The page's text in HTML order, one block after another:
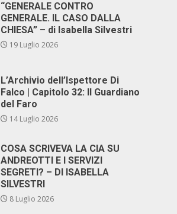
“GENERALE CONTRO
GENERALE. IL CASO DALLA
CHIESA” – di Isabella Silvestri
19 Luglio 2026
L’Archivio dell’Ispettore Di
Falco | Capitolo 32: Il Guardiano
del Faro
14 Luglio 2026
COSA SCRIVEVA LA CIA SU
ANDREOTTI E I SERVIZI
SEGRETI? – DI ISABELLA
SILVESTRI
8 Luglio 2026